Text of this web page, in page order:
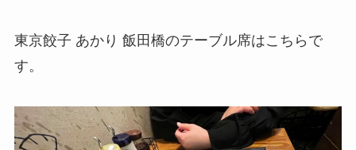
東京餃子 あかり 飯田橋のテーブル席はこちらで
す。